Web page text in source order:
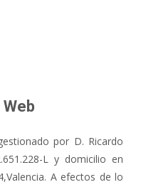
por D. Ricardo
L y domicilio en
A efectos de lo